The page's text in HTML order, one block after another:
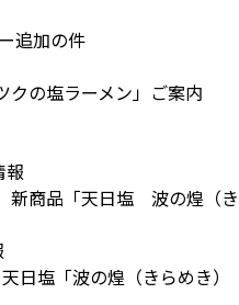
追加の件
クの塩ラーメン」ご案内
報
商品「天日塩 波の煌（き
日塩「波の煌（きらめき）